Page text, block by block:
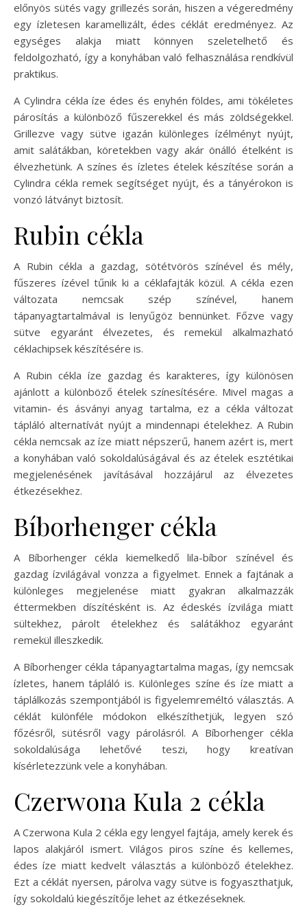
előnyös sütés vagy grillezés során, hiszen a végeredmény
egy ízletesen karamellizált, édes céklát eredményez. Az
egységes alakja miatt könnyen szeletelhető és
feldolgozható, így a konyhában való felhasználása rendkívül
praktikus.
A Cylindra cékla íze édes és enyhén földes, ami tökéletes
párosítás a különböző fűszerekkel és más zöldségekkel.
Grillezve vagy sütve igazán különleges ízélményt nyújt,
amit salátákban, köretekben vagy akár önálló ételként is
élvezhetünk. A színes és ízletes ételek készítése során a
Cylindra cékla remek segítséget nyújt, és a tányérokon is
vonzó látványt biztosít.
Rubin cékla
A Rubin cékla a gazdag, sötétvörös színével és mély,
fűszeres ízével tűnik ki a céklafajták közül. A cékla ezen
változata nemcsak szép színével, hanem
tápanyagtartalmával is lenyűgöz bennünket. Főzve vagy
sütve egyaránt élvezetes, és remekül alkalmazható
céklachipsek készítésére is.
A Rubin cékla íze gazdag és karakteres, így különösen
ajánlott a különböző ételek színesítésére. Mivel magas a
vitamin- és ásványi anyag tartalma, ez a cékla változat
tápláló alternatívát nyújt a mindennapi ételekhez. A Rubin
cékla nemcsak az íze miatt népszerű, hanem azért is, mert
a konyhában való sokoldalúságával és az ételek esztétikai
megjelenésének javításával hozzájárul az élvezetes
étkezésekhez.
Bíborhenger cékla
A Bíborhenger cékla kiemelkedő lila-bíbor színével és
gazdag ízvilágával vonzza a figyelmet. Ennek a fajtának a
különleges megjelenése miatt gyakran alkalmazzák
éttermekben díszítésként is. Az édeskés ízvilága miatt
sültekhez, párolt ételekhez és salátákhoz egyaránt
remekül illeszkedik.
A Bíborhenger cékla tápanyagtartalma magas, így nemcsak
ízletes, hanem tápláló is. Különleges színe és íze miatt a
táplálkozás szempontjából is figyelemreméltó választás. A
céklát különféle módokon elkészíthetjük, legyen szó
főzésről, sütésről vagy párolásról. A Bíborhenger cékla
sokoldalúsága lehetővé teszi, hogy kreatívan
kísérletezzünk vele a konyhában.
Czerwona Kula 2 cékla
A Czerwona Kula 2 cékla egy lengyel fajtája, amely kerek és
lapos alakjáról ismert. Világos piros színe és kellemes,
édes íze miatt kedvelt választás a különböző ételekhez.
Ezt a céklát nyersen, párolva vagy sütve is fogyaszthatjuk,
így sokoldalú kiegészítője lehet az étkezéseknek.